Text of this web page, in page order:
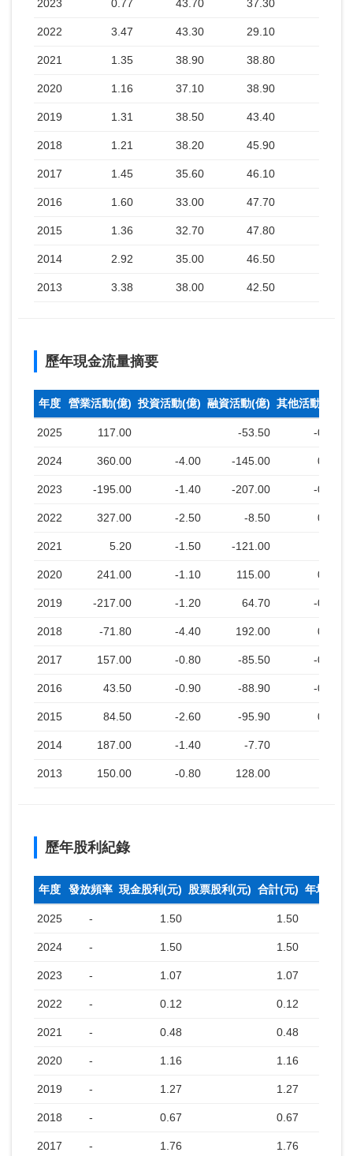
2023 0.77 43.70 37.30
2022 3.47 43.30 29.10
2021 1.35 38.90 38.80
2020 1.16 37.10 38.90
2019 1.31 38.50 43.40
2018 1.21 38.20 45.90
2017 1.45 35.60 46.10
2016 1.60 33.00 47.70
2015 1.36 32.70 47.80
2014 2.92 35.00 46.50
2013 3.38 38.00 42.50
歷年現金流量摘要
年度 營業活動(億) 投資活動(億) 融資活動(億) 其他活動(億)
2025 117.00 -53.50 -0.40
2024 360.00 -4.00 -145.00 0.30
2023 -195.00 -1.40 -207.00 -0.30
2022 327.00 -2.50 -8.50 0.30
2021 5.20 -1.50 -121.00
2020 241.00 -1.10 115.00 0.10
2019 -217.00 -1.20 64.70 -0.30
2018 -71.80 -4.40 192.00 0.30
2017 157.00 -0.80 -85.50 -0.30
2016 43.50 -0.90 -88.90 -0.50
2015 84.50 -2.60 -95.90 0.70
2014 187.00 -1.40 -7.70
2013 150.00 -0.80 128.00
歷年股利紀錄
年度 發放頻率 現金股利(元) 股票股利(元) 合計(元) 年均收盤
2025 - 1.50 1.50
2024 - 1.50 1.50
2023 - 1.07 1.07
2022 - 0.12 0.12
2021 - 0.48 0.48
2020 - 1.16 1.16
2019 - 1.27 1.27
2018 - 0.67 0.67
2017 - 1.76 1.76